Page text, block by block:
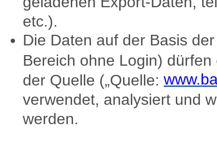
etc.).
Die Daten auf der Basis
Bereich ohne Login)
der Quelle („Quelle:
verwendet, analysiert und
werden.